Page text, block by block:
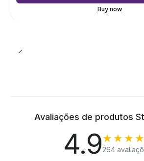
Buy now
Avaliações de produtos
4.9264